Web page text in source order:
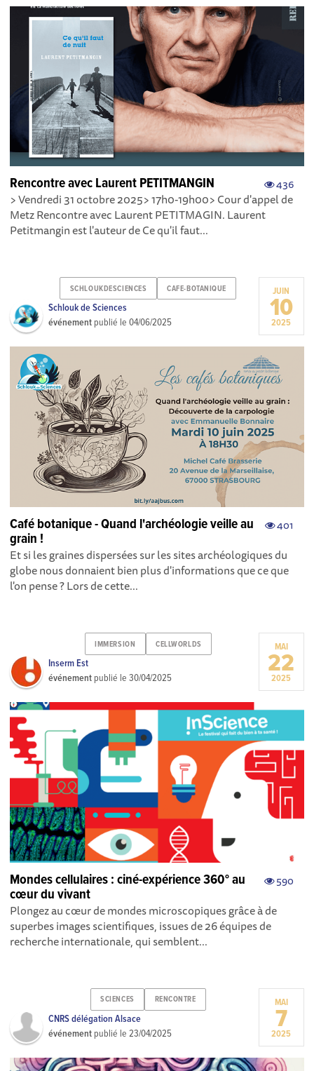
436
Rencontre avec Laurent PETITMANGIN
> Vendredi 31 octobre 2025> 17h0-19h00> Cour d'appel de
Metz Rencontre avec Laurent PETITMAGIN. Laurent
Petitmangin est l'auteur de Ce qu'il faut...
SCHLOUKDESCIENCES CAFE-BOTANIQUE
Schlouk de Sciences
événement publié le04/06/2025
JUIN
10
2025
401
Café botanique - Quand l'archéologie veille au
grain !
Et si les graines dispersées sur les sites archéologiques du
globe nous donnaient bien plus d'informations que ce que
l'on pense ? Lors de cette...
IMMERSION CELLWORLDS
Inserm Est
événement publié le30/04/2025
MAI
22
2025
590
Mondes cellulaires : ciné-expérience 360° au
cœur du vivant
Plongez au cœur de mondes microscopiques grâce à de
superbes images scientifiques, issues de 26 équipes de
recherche internationale, qui semblent...
SCIENCES RENCONTRE
CNRS délégation Alsace
événement publié le23/04/2025
MAI
7
2025